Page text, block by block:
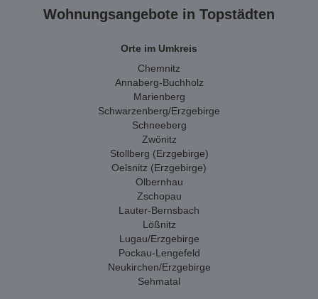
Wohnungsangebote in Topstädten
Orte im Umkreis
Chemnitz
Annaberg-Buchholz
Marienberg
Schwarzenberg/Erzgebirge
Schneeberg
Zwönitz
Stollberg (Erzgebirge)
Oelsnitz (Erzgebirge)
Olbernhau
Zschopau
Lauter-Bernsbach
Lößnitz
Lugau/Erzgebirge
Pockau-Lengefeld
Neukirchen/Erzgebirge
Sehmatal